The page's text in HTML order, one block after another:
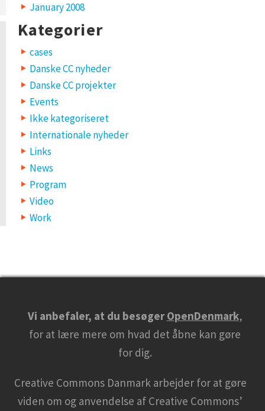
January 2008
Kategorier
cases
Danske CC nyheder
Danske CC projekter
Events
Ikke kategoriseret
Internationale nyheder
Links
News
Program
Video
Work
Vi anbefaler, at du besøgerOpenDenmark,
for at lære mere om hvad det åbne kan gøre
for dig.
Creative Commons Danmark arbejder for at gøre
viden om og anvendelse af Creative Commons’